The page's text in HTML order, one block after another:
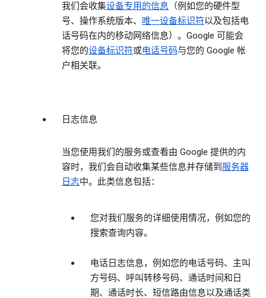
我们会收集设备专用的信息 （例如您的硬件型
号、操作系统版本、 唯一设备标识符以及包括电
话号码在内的移动网络信息）。Google 可能会
将您的设备标识符或电话号码与您的 Google 帐
户相关联。
日志信息
当您使用我们的服务或查看由 Google 提供的内
容时，我们会自动收集某些信息并存储到 服务器
日志中。此类信息包括：
您对我们服务的详细使用情况，例如您的
搜索查询内容。
电话日志信息，例如您的电话号码、主叫
方号码、呼叫转移号码、通话时间和日
期、通话时长、短信路由信息以及通话类